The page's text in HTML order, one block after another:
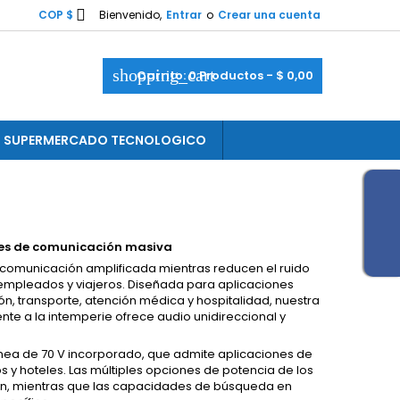
Bienvenido, Entrar o Crear una cuenta
COP $ 
shopping_cart
Carrito:0Productos - $ 0,00
SUPERMERCADO TECNOLOGICO
de comunicación masiva
amplificada mientras reducen el ruido
y viajeros. Diseñada para aplicaciones
transporte, atención médica y hospitalidad, nuestra
a la intemperie ofrece audio unidireccional y
de 70 V incorporado, que admite aplicaciones de
hoteles. Las múltiples opciones de potencia de los
mientras que las capacidades de búsqueda en